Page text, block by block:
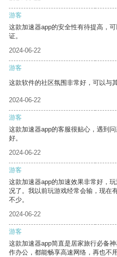
游客
这款加速器app的安全性有待提高，
证。
2024-06-22
游客
这款软件的社区氛围非常好，可以与
2024-06-22
游客
这款加速器app的客服很贴心，遇到
好。
2024-06-22
游客
这款加速器app的加速效果非常好，
况了。我以前玩游戏经常会输，现在
不少。
2024-06-22
游客
这款加速器app简直是居家旅行必备
作办公，都能畅享高速网络，再也不